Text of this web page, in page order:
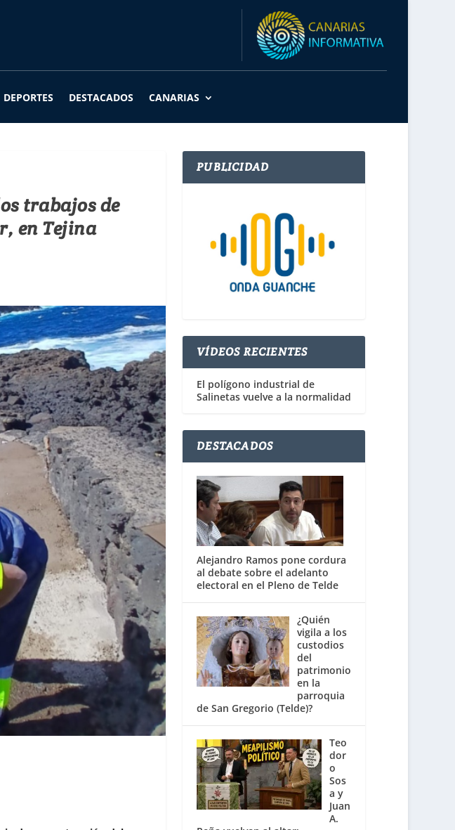
DEPORTES DESTACADOS CANARIAS
trabajos de
en Tejina
PUBLICIDAD
VÍDEOS RECIENTES
El polígono industrial de
Salinetas vuelve a la normalidad
DESTACADOS
Alejandro Ramos pone cordura
al debate sobre el adelanto
electoral en el Pleno de Telde
¿Quién
vigila a los
custodios
del
patrimonio
en la
parroquia
de San Gregorio (Telde)?
Teo
dor
o
Sos
a y
Juan
A.